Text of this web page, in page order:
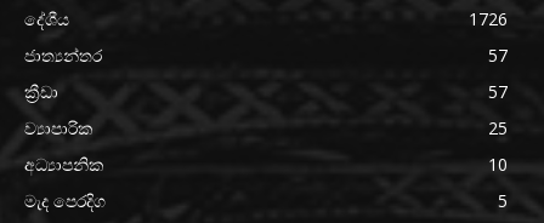
දේශීය
1726
ජාත්‍යන්තර
57
ක්‍රීඩා
57
ව්‍යාපාරික
25
අධ්‍යාපනික
10
මැද පෙරදිග
5